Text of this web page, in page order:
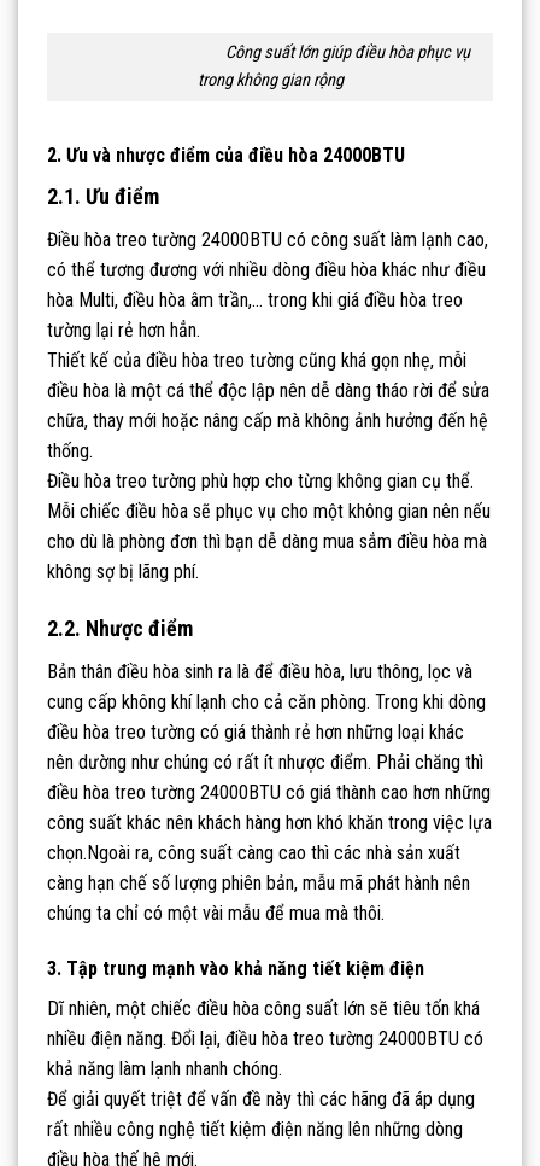
Công suất lớn giúp điều hòa phục vụ
trong không gian rộng
2. Ưu và nhược điểm của điều hòa 24000BTU
2.1. Ưu điểm
Điều hòa treo tường 24000BTU có công suất làm lạnh cao,
có thể tương đương với nhiều dòng điều hòa khác như điều
hòa Multi, điều hòa âm trần,… trong khi giá điều hòa treo
tường lại rẻ hơn hẳn.
Thiết kế của điều hòa treo tường cũng khá gọn nhẹ, mỗi
điều hòa là một cá thể độc lập nên dễ dàng tháo rời để sửa
chữa, thay mới hoặc nâng cấp mà không ảnh hưởng đến hệ
thống.
Điều hòa treo tường phù hợp cho từng không gian cụ thể.
Mỗi chiếc điều hòa sẽ phục vụ cho một không gian nên nếu
cho dù là phòng đơn thì bạn dễ dàng mua sắm điều hòa mà
không sợ bị lãng phí.
2.2. Nhược điểm
Bản thân điều hòa sinh ra là để điều hòa, lưu thông, lọc và
cung cấp không khí lạnh cho cả căn phòng. Trong khi dòng
điều hòa treo tường có giá thành rẻ hơn những loại khác
nên dường như chúng có rất ít nhược điểm. Phải chăng thì
điều hòa treo tường 24000BTU có giá thành cao hơn những
công suất khác nên khách hàng hơn khó khăn trong việc lựa
chọn.Ngoài ra, công suất càng cao thì các nhà sản xuất
càng hạn chế số lượng phiên bản, mẫu mã phát hành nên
chúng ta chỉ có một vài mẫu để mua mà thôi.
3. Tập trung mạnh vào khả năng tiết kiệm điện
Dĩ nhiên, một chiếc điều hòa công suất lớn sẽ tiêu tốn khá
nhiều điện năng. Đổi lại, điều hòa treo tường 24000BTU có
khả năng làm lạnh nhanh chóng.
Để giải quyết triệt để vấn đề này thì các hãng đã áp dụng
rất nhiều công nghệ tiết kiệm điện năng lên những dòng
điều hòa thế hệ mới.